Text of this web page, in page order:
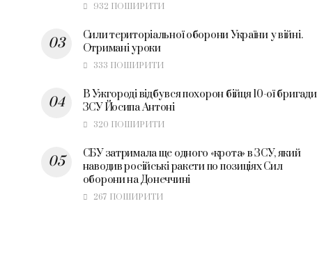
932 ПОШИРИТИ
Сили територіальної оборони України у війні.
Отримані уроки
333 ПОШИРИТИ
В Ужгороді відбувся похорон бійця 10-ої бригади
ЗСУ Йосипа Антоні
320 ПОШИРИТИ
СБУ затримала ще одного «крота» в ЗСУ, який
наводив російські ракети по позиціях Сил
оборони на Донеччині
267 ПОШИРИТИ